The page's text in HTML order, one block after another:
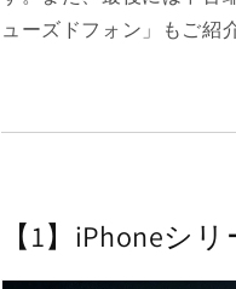
ューズドフォン」もご紹
【1】iPhoneシ